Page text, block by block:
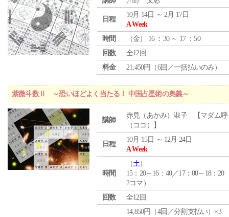
日程
10月 14日 ～ 2月 17日
A Week
時間
（金） 16 ：30 ～ 17 ：50
回数
全12回
料金
21,450円（6回／一括払いのみ）
紫微斗数Ⅱ ～恐いほどよく当たる！ 中国占星術の奥義～
講師
赤見（あかみ）淑子 【マダム呼
（ココ）】
日程
10月 15日 ～ 12月 24日
A Week
時間
（土）
15：20～16：40／17：00～18：20
2コマ）
回数
全12回
14,850円（4回／分割支払い）×3